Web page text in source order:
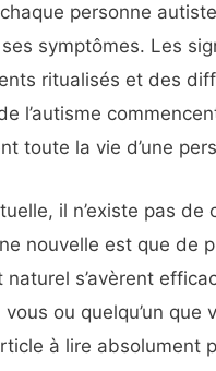
personne
symptômes. Les
ritualisés et des
l’autisme
toute la vie d’une
il n’existe pas
nouvelle est que de
naturel s’avèrent
vous ou quelqu’un
à lire absolument